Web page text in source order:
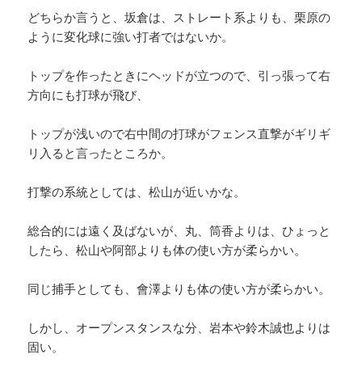
どちらか言うと、坂倉は、ストレート系よりも、栗原の
ように変化球に強い打者ではないか。
トップを作ったときにヘッドが立つので、引っ張って右
方向にも打球が飛び、
トップが浅いので右中間の打球がフェンス直撃がギリギ
リ入ると言ったところか。
打撃の系統としては、松山が近いかな。
総合的には遠く及ばないが、丸、筒香よりは、ひょっと
したら、松山や阿部よりも体の使い方が柔らかい。
同じ捕手としても、會澤よりも体の使い方が柔らかい。
しかし、オープンスタンスな分、岩本や鈴木誠也よりは
固い。